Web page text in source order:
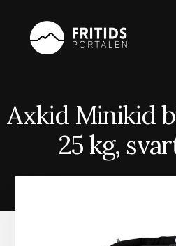
content
Axkid Minikid
25 kg,